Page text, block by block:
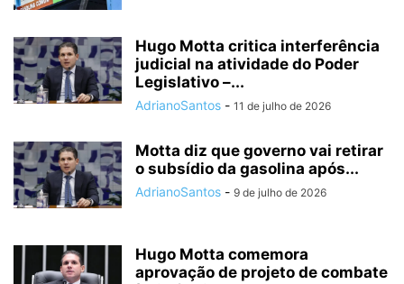
Hugo Motta critica interferência
judicial na atividade do Poder
Legislativo –...
AdrianoSantos - 11 de julho de 2026
Motta diz que governo vai retirar
o subsídio da gasolina após...
AdrianoSantos - 9 de julho de 2026
Hugo Motta comemora
aprovação de projeto de combate